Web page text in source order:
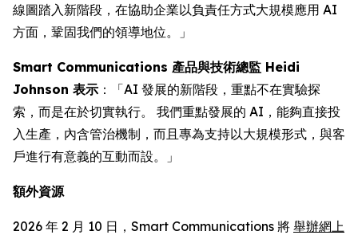
線圖踏入新階段，在協助企業以負責任方式大規模應用 AI
方面，鞏固我們的領導地位。」
Smart Communications 產品與技術總監 Heidi
Johnson 表示 ：「AI 發展的新階段，重點不在實驗探
索，而是在於切實執行。 我們重點發展的 AI，能夠直接投
入生產，內含管治機制，而且專為支持以大規模形式，與客
戶進行有意義的互動而設。」
額外資源
2026 年 2 月 10 日，Smart Communications 將 舉辦網上